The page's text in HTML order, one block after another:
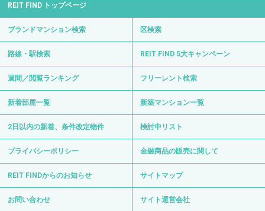
REIT FIND トップページ
ブランドマンション検索 区検索
路線・駅検索 REIT FIND 5大キャンペーン
週間／閲覧ランキング フリーレント検索
新着部屋一覧 新築マンション一覧
2日以内の新着、条件改定物件 検討中リスト
プライバシーポリシー 金融商品の販売に関して
REIT FINDからのお知らせ サイトマップ
お問い合わせ サイト運営会社